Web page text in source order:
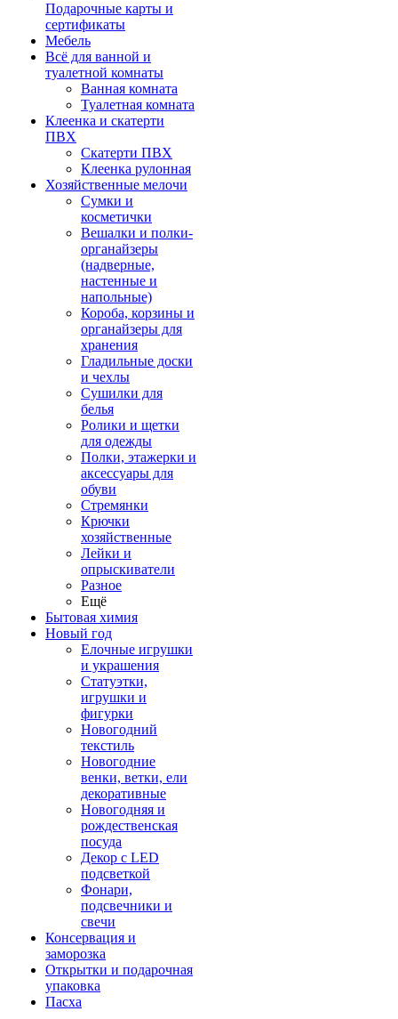
Подарочные карты и
сертификаты
Мебель
Всё для ванной и
туалетной комнаты
Ванная комната
Туалетная комната
Клеенка и скатерти
ПВХ
Скатерти ПВХ
Клеенка рулонная
Хозяйственные мелочи
Сумки и
косметички
Вешалки и полки-
органайзеры
(надверные,
настенные и
напольные)
Короба, корзины и
органайзеры для
хранения
Гладильные доски
и чехлы
Сушилки для
белья
Ролики и щетки
для одежды
Полки, этажерки и
аксессуары для
обуви
Стремянки
Крючки
хозяйственные
Лейки и
опрыскиватели
Разное
Ещё
Бытовая химия
Новый год
Елочные игрушки
и украшения
Статуэтки,
игрушки и
фигурки
Новогодний
текстиль
Новогодние
венки, ветки, ели
декоративные
Новогодняя и
рождественская
посуда
Декор с LED
подсветкой
Фонари,
подсвечники и
свечи
Консервация и
заморозка
Открытки и подарочная
упаковка
Пасха